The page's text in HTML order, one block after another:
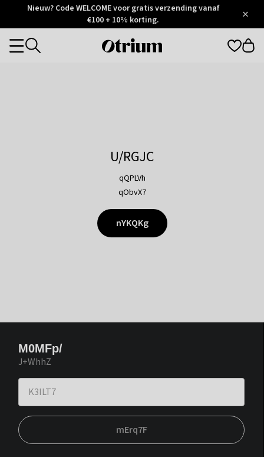
Otrium
Trustpilot
Nieuw? Code WELCOME voor gratis verzending vanaf
€100 + 10% korting.
Otrium
Categories
U/RGJC
qQPLVh
qObvX7
nYKQKg
M0MFp/
J+WhhZ
mErq7F